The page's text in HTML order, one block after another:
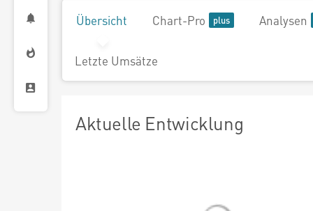
Übersicht Chart-Pro Analysen
Letzte Umsätze
Aktuelle Entwicklung